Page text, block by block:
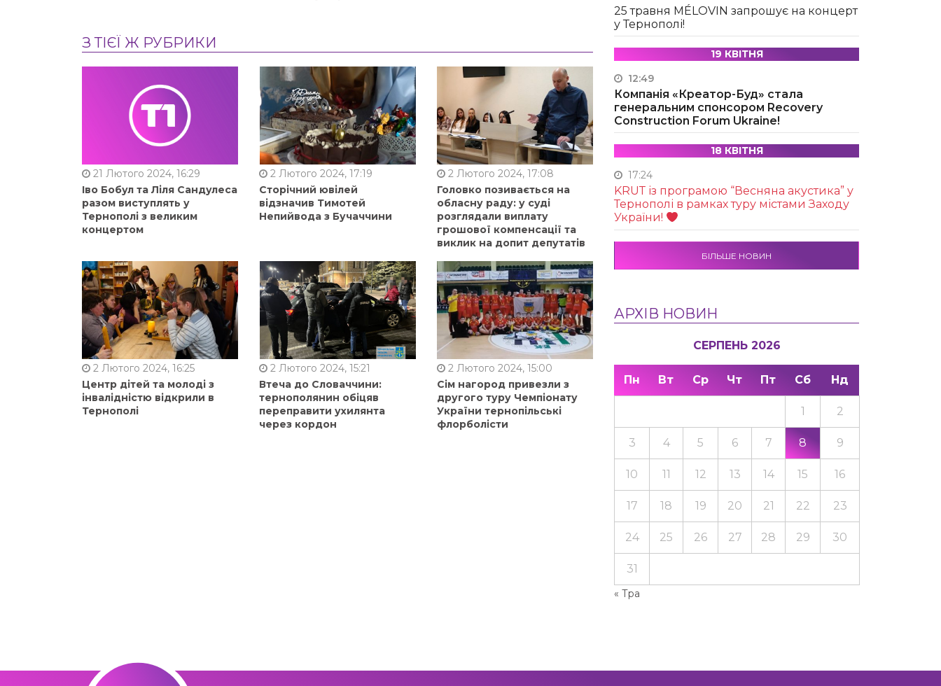
З ТІЄЇ Ж РУБРИКИ
21 Лютого 2024, 16:29
Іво Бобул та Ліля Сандулеса
разом виступлять у
Тернополі з великим
концертом
2 Лютого 2024, 17:19
Сторічний ювілей
відзначив Тимотей
Непийвода з Бучаччини
2 Лютого 2024, 17:08
Головко позивається на
обласну раду: у суді
розглядали виплату
грошової компенсації та
виклик на допит депутатів
2 Лютого 2024, 16:25
Центр дітей та молоді з
інвалідністю відкрили в
Тернополі
2 Лютого 2024, 15:21
Втеча до Словаччини:
тернополянин обіцяв
переправити ухилянта
через кордон
2 Лютого 2024, 15:00
Сім нагород привезли з
другого туру Чемпіонату
України тернопільські
флорболісти
25 травня MÉLOVIN запрошує на концерт
у Тернополі!
19 КВІТНЯ
12:49
Компанія «Креатор-Буд» стала
генеральним спонсором Recovery
Construction Forum Ukraine!
18 КВІТНЯ
17:24
KRUТ із програмою “Весняна акустика” у
Тернополі в рамках туру містами Заходу
України!
БІЛЬШЕ НОВИН
АРХІВ НОВИН
СЕРПЕНЬ 2026
Пн Вт Ср Чт Пт Сб Нд
« Тра
1 2
3 4 5 6 7 8 9
10 11 12 13 14 15 16
17 18 19 20 21 22 23
24 25 26 27 28 29 30
31